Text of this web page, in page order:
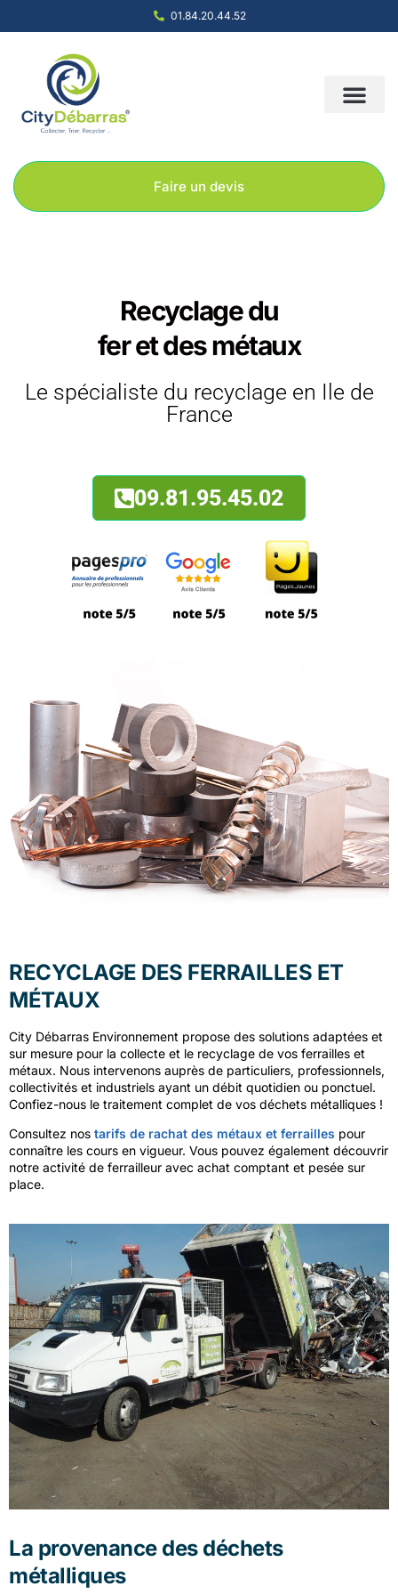
01.84.20.44.52
Faire un devis
Recyclage du
fer et des métaux
Le spécialiste du recyclage en Ile de
France
09.81.95.45.02
RECYCLAGE DES FERRAILLES ET
MÉTAUX
City Débarras Environnement propose des solutions adaptées et
sur mesure pour la collecte et le recyclage de vos ferrailles et
métaux. Nous intervenons auprès de particuliers, professionnels,
collectivités et industriels ayant un débit quotidien ou ponctuel.
Confiez-nous le traitement complet de vos déchets métalliques !
Consultez nos tarifs de rachat des métaux et ferrailles pour
connaître les cours en vigueur. Vous pouvez également découvrir
notre activité de ferrailleur avec achat comptant et pesée sur
place.
La provenance des déchets
métalliques